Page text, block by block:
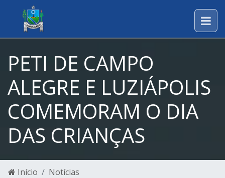
PETI DE CAMPO
ALEGRE E LUZIÁPOLIS
COMEMORAM O DIA
DAS CRIANÇAS
Início Notícias